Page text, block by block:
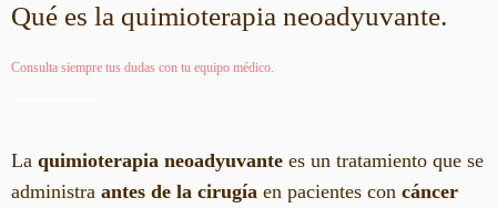
Qué es la quimioterapia neoadyuvante.
Consulta siempre tus dudas con tu equipo médico.
La quimioterapia neoadyuvante es un tratamiento que se
administra antes de la cirugía en pacientes con cáncer